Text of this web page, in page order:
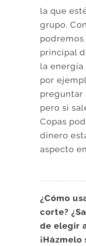
la que
grupo.
principal
la
por
preguntar
pero si
Copas
dinero
aspecto
¿Cómo
corte?
de elegir
¡Házmelo